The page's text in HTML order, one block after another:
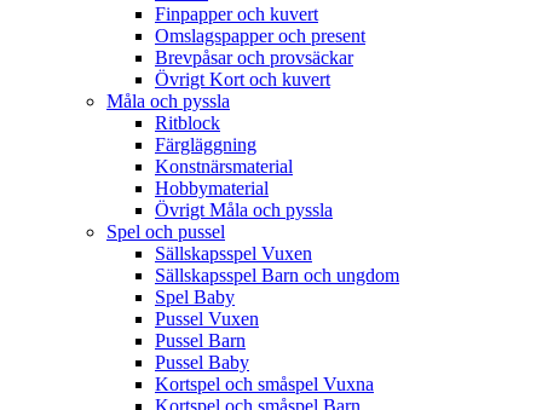
Finpapper och kuvert
Omslagspapper och present
Brevpåsar och provsäckar
Övrigt Kort och kuvert
Måla och pyssla
Ritblock
Färgläggning
Konstnärsmaterial
Hobbymaterial
Övrigt Måla och pyssla
Spel och pussel
Sällskapsspel Vuxen
Sällskapsspel Barn och ungdom
Spel Baby
Pussel Vuxen
Pussel Barn
Pussel Baby
Kortspel och småspel Vuxna
Kortspel och småspel Barn